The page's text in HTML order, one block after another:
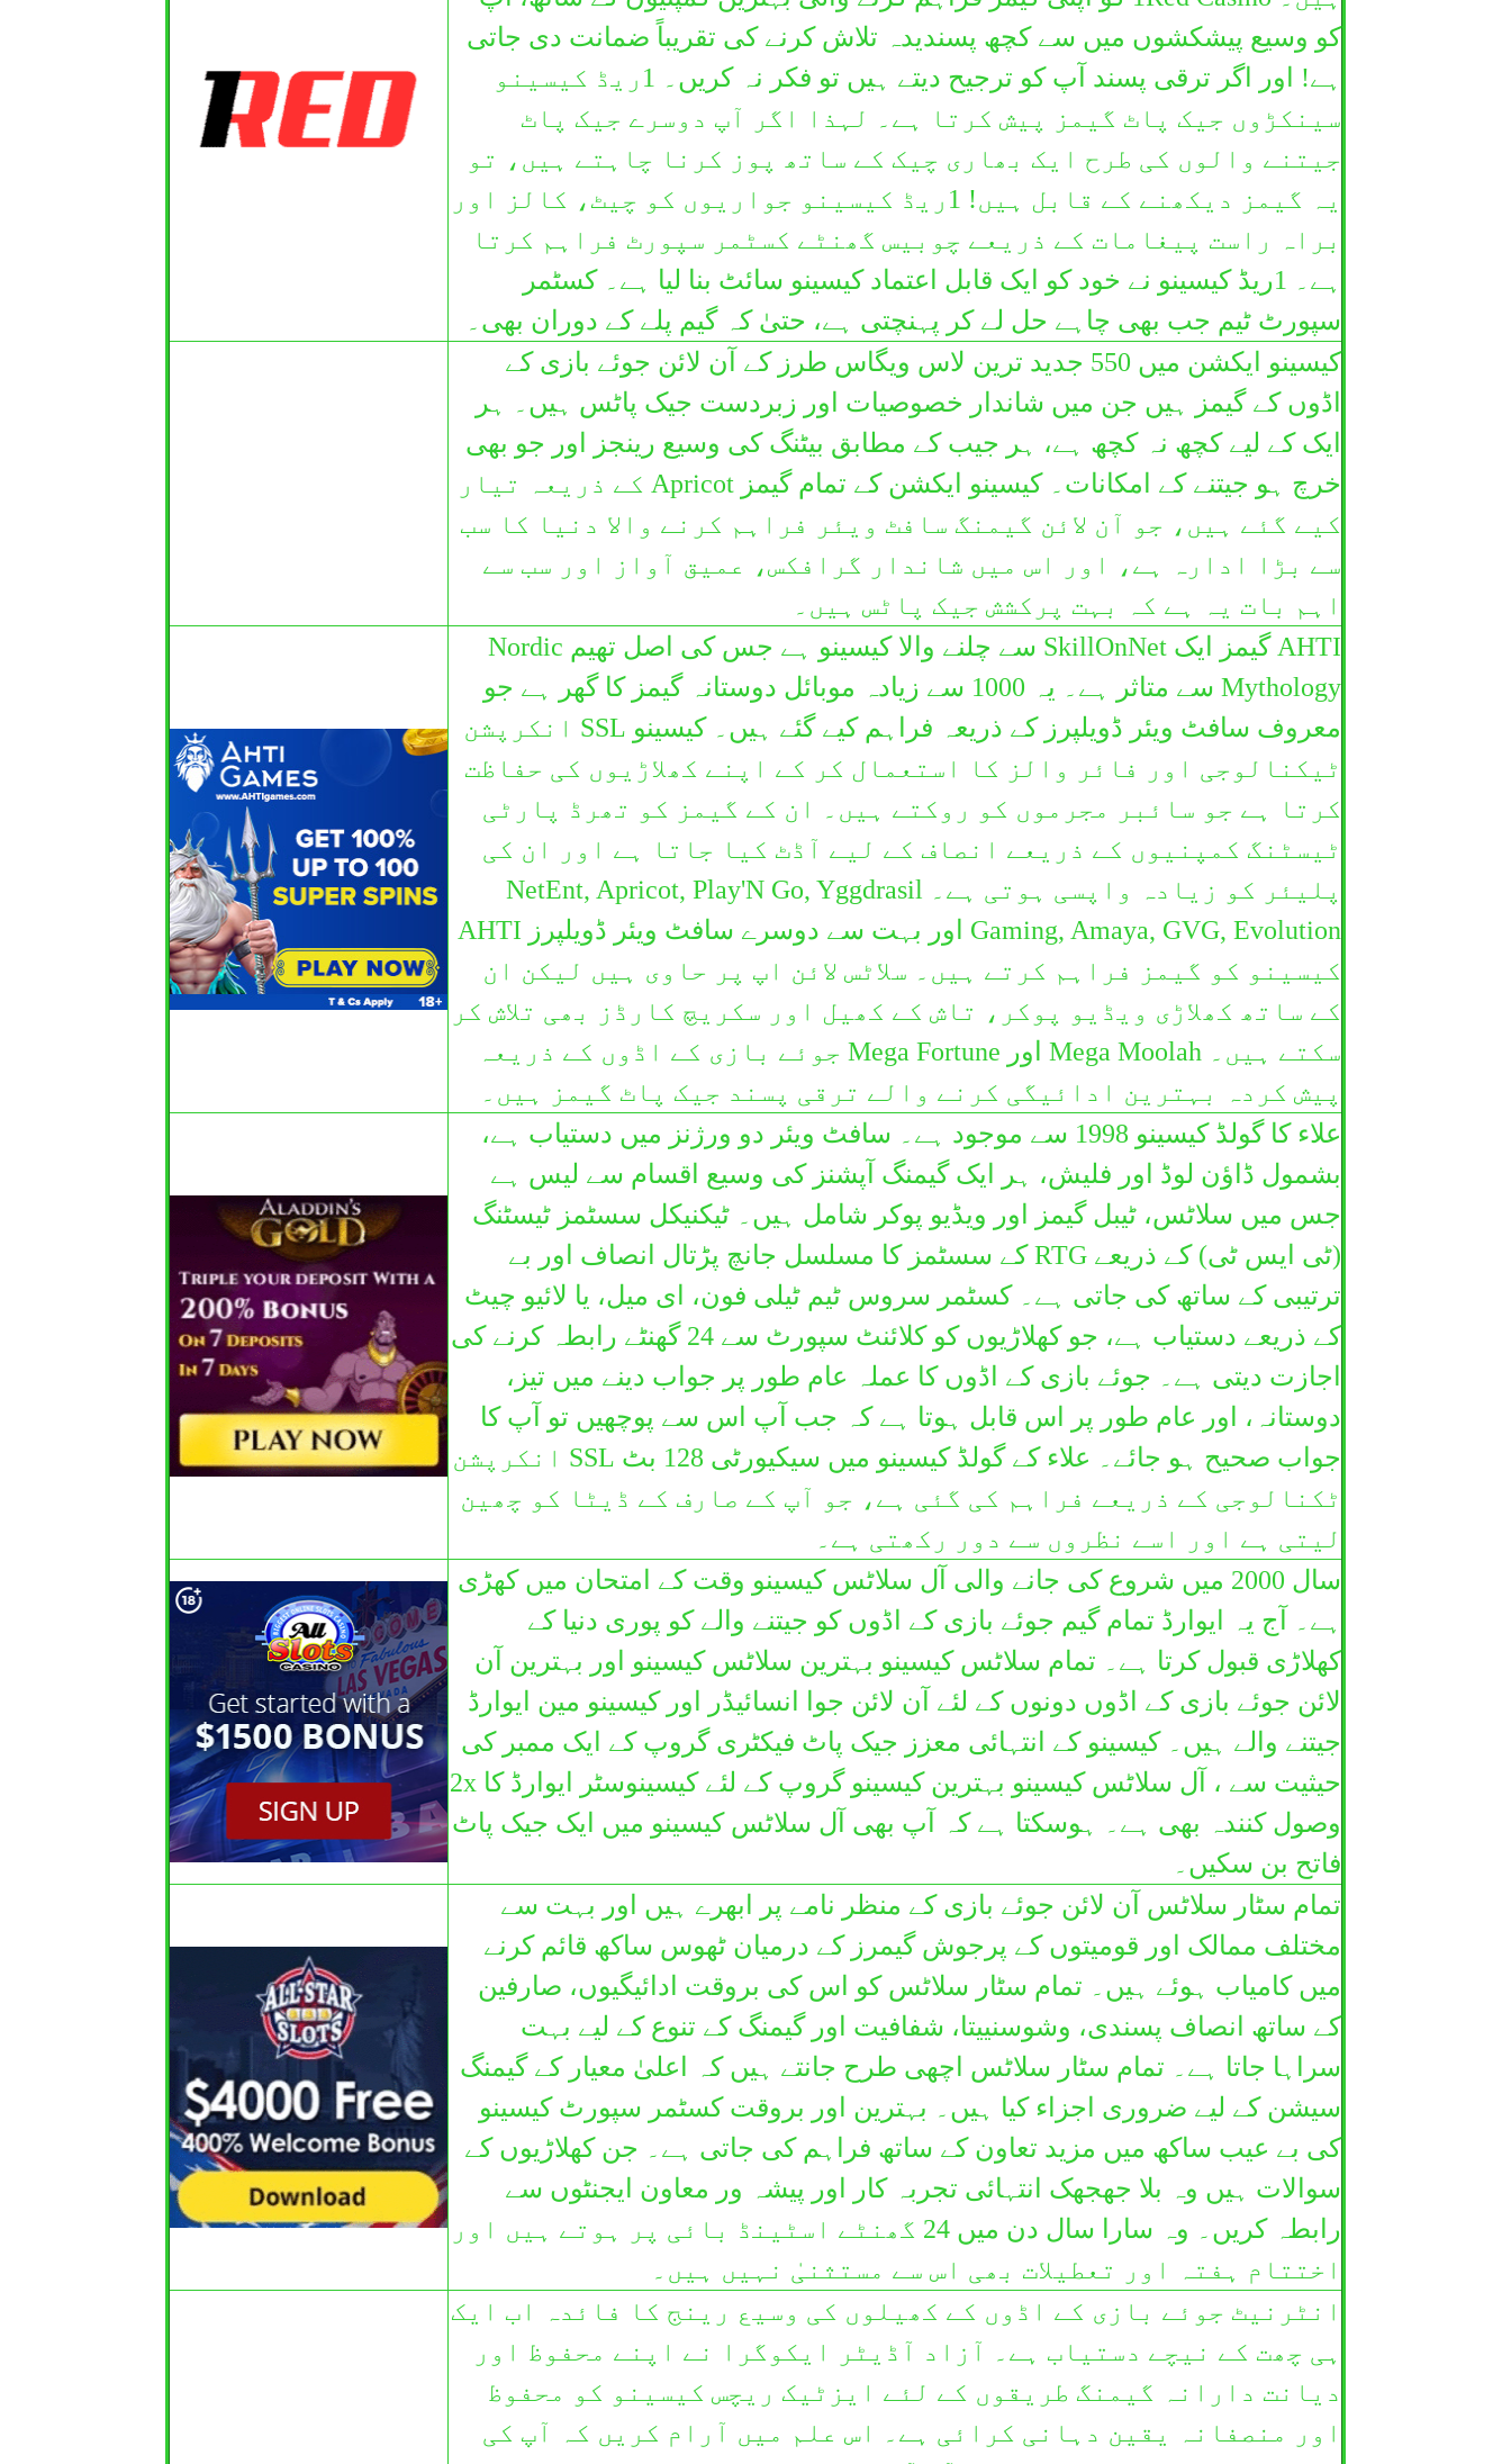
ދިވެހި
Nederlandse
རྫོང་ཁ
English
Pilipino
Suomen
Français
Fulah
ქართული
Deutsche
Ελληνικά
ગુજરાતી
Hausa
हिन्दी
Magyar
Íslenskur
Igbo
Bahasa Indonesia
Gaeilge
Italiano
日本語
Basa jawa
ಕನ್ನಡ
한국어
Kurdî
Lëtzebuergesch
मैथिली
Malagasy
Bahasa Melayu
മലയാളം
Malti
मराठी
Norsk
ଓଡିଆ
Afaan Oromoo
پښتو
فارسی
Polski
Rumuński
Pусский
Српски
سنڌي
Slovenčina
Español
Basa Sunda
Svenska
தமிழ்
తెలుగు
ไทย
བོད་མི
ትግሪኛ
Türk
Український
اردو
O'zbek
Tiếng Việt
יידיש
Yoruba
کو وسیع پیشکشوں میں سے کچھ پسندیدہ تلاش کرنے کی تقریباً ضمانت دی جاتی
ہے! اور اگر ترقی پسند آپ کو ترجیح دیتے ہیں تو فکر نہ کریں۔ 1ریڈ کیسینو
سینکڑوں جیک پاٹ گیمز پیش کرتا ہے۔ لہذا اگر آپ دوسرے جیک پاٹ
جیتنے والوں کی طرح ایک بھاری چیک کے ساتھ پوز کرنا چاہتے ہیں، تو
یہ گیمز دیکھنے کے قابل ہیں! 1ریڈ کیسینو جواریوں کو چیٹ، کالز اور
براہ راست پیغامات کے ذریعے چوبیس گھنٹے کسٹمر سپورٹ فراہم کرتا
ہے۔ 1ریڈ کیسینو نے خود کو ایک قابل اعتماد کیسینو سائٹ بنا لیا ہے۔ کسٹمر
سپورٹ ٹیم جب بھی چاہے حل لے کر پہنچتی ہے، حتیٰ کہ گیم پلے کے دوران بھی۔
کیسینو ایکشن میں 550 جدید ترین لاس ویگاس طرز کے آن لائن جوئے بازی کے
اڈوں کے گیمز ہیں جن میں شاندار خصوصیات اور زبردست جیک پاٹس ہیں۔ ہر
ایک کے لیے کچھ نہ کچھ ہے، ہر جیب کے مطابق بیٹنگ کی وسیع رینجز اور جو بھی
خرچ ہو جیتنے کے امکانات۔ کیسینو ایکشن کے تمام گیمز Apricot کے ذریعہ تیار
کیے گئے ہیں، جو آن لائن گیمنگ سافٹ ویئر فراہم کرنے والا دنیا کا سب
سے بڑا ادارہ ہے، اور اس میں شاندار گرافکس، عمیق آواز اور سب سے
اہم بات یہ ہے کہ بہت پرکشش جیک پاٹس ہیں۔
AHTI گیمز ایک SkillOnNet سے چلنے والا کیسینو ہے جس کی اصل تھیم Nordic
Mythology سے متاثر ہے۔ یہ 1000 سے زیادہ موبائل دوستانہ گیمز کا گھر ہے جو
معروف سافٹ ویئر ڈویلپرز کے ذریعہ فراہم کیے گئے ہیں۔ کیسینو SSL انکرپشن
ٹیکنالوجی اور فائر والز کا استعمال کر کے اپنے کھلاڑیوں کی حفاظت
کرتا ہے جو سائبر مجرموں کو روکتے ہیں۔ ان کے گیمز کو تھرڈ پارٹی
ٹیسٹنگ کمپنیوں کے ذریعے انصاف کے لیے آڈٹ کیا جاتا ہے اور ان کی
پلیئر کو زیادہ واپسی ہوتی ہے۔ NetEnt, Apricot, Play'N Go, Yggdrasil
Gaming, Amaya, GVG, Evolution اور بہت سے دوسرے سافٹ ویئر ڈویلپرز AHTI
کیسینو کو گیمز فراہم کرتے ہیں۔ سلاٹس لائن اپ پر حاوی ہیں لیکن ان
کے ساتھ کھلاڑی ویڈیو پوکر، تاش کے کھیل اور سکریچ کارڈز بھی تلاش کر
سکتے ہیں۔ Mega Moolah اور Mega Fortune جوئے بازی کے اڈوں کے ذریعہ
پیش کردہ بہترین ادائیگی کرنے والے ترقی پسند جیک پاٹ گیمز ہیں۔
علاء کا گولڈ کیسینو 1998 سے موجود ہے۔ سافٹ ویئر دو ورژنز میں دستیاب ہے،
بشمول ڈاؤن لوڈ اور فلیش، ہر ایک گیمنگ آپشنز کی وسیع اقسام سے لیس ہے
جس میں سلاٹس، ٹیبل گیمز اور ویڈیو پوکر شامل ہیں۔ ٹیکنیکل سسٹمز ٹیسٹنگ
(ٹی ایس ٹی) کے ذریعے RTG کے سسٹمز کا مسلسل جانچ پڑتال انصاف اور بے
ترتیبی کے ساتھ کی جاتی ہے۔ کسٹمر سروس ٹیم ٹیلی فون، ای میل، یا لائیو چیٹ
کے ذریعے دستیاب ہے، جو کھلاڑیوں کو کلائنٹ سپورٹ سے 24 گھنٹے رابطہ کرنے کی
اجازت دیتی ہے۔ جوئے بازی کے اڈوں کا عملہ عام طور پر جواب دینے میں تیز،
دوستانہ، اور عام طور پر اس قابل ہوتا ہے کہ جب آپ اس سے پوچھیں تو آپ کا
جواب صحیح ہو جائے۔ علاء کے گولڈ کیسینو میں سیکیورٹی 128 بٹ SSL انکرپشن
ٹکنالوجی کے ذریعے فراہم کی گئی ہے، جو آپ کے صارف کے ڈیٹا کو چھین
لیتی ہے اور اسے نظروں سے دور رکھتی ہے۔
سال 2000 میں شروع کی جانے والی آل سلاٹس کیسینو وقت کے امتحان میں کھڑی
ہے۔ آج یہ ایوارڈ تمام گیم جوئے بازی کے اڈوں کو جیتنے والے کو پوری دنیا کے
کھلاڑی قبول کرتا ہے۔ تمام سلاٹس کیسینو بہترین سلاٹس کیسینو اور بہترین آن
لائن جوئے بازی کے اڈوں دونوں کے لئے آن لائن جوا انسائیڈر اور کیسینو مین ایوارڈ
جیتنے والے ہیں۔ کیسینو کے انتہائی معزز جیک پاٹ فیکٹری گروپ کے ایک ممبر کی
حیثیت سے ، آل سلاٹس کیسینو بہترین کیسینو گروپ کے لئے کیسینوسٹر ایوارڈ کا 2x
وصول کنندہ بھی ہے۔ ہوسکتا ہے کہ آپ بھی آل سلاٹس کیسینو میں ایک جیک پاٹ
فاتح بن سکیں۔
تمام سٹار سلاٹس آن لائن جوئے بازی کے منظر نامے پر ابھرے ہیں اور بہت سے
مختلف ممالک اور قومیتوں کے پرجوش گیمرز کے درمیان ٹھوس ساکھ قائم کرنے
میں کامیاب ہوئے ہیں۔ تمام سٹار سلاٹس کو اس کی بروقت ادائیگیوں، صارفین
کے ساتھ انصاف پسندی، وشوسنییتا، شفافیت اور گیمنگ کے تنوع کے لیے بہت
سراہا جاتا ہے۔ تمام سٹار سلاٹس اچھی طرح جانتے ہیں کہ اعلیٰ معیار کے گیمنگ
سیشن کے لیے ضروری اجزاء کیا ہیں۔ بہترین اور بروقت کسٹمر سپورٹ کیسینو
کی بے عیب ساکھ میں مزید تعاون کے ساتھ فراہم کی جاتی ہے۔ جن کھلاڑیوں کے
سوالات ہیں وہ بلا جھجھک انتہائی تجربہ کار اور پیشہ ور معاون ایجنٹوں سے
رابطہ کریں۔ وہ سارا سال دن میں 24 گھنٹے اسٹینڈ بائی پر ہوتے ہیں اور
اختتام ہفتہ اور تعطیلات بھی اس سے مستثنیٰ نہیں ہیں۔
انٹرنیٹ جوئے بازی کے اڈوں کے کھیلوں کی وسیع رینج کا فائدہ اب ایک
ہی چھت کے نیچے دستیاب ہے۔ آزاد آڈیٹر ایکوگرا نے اپنے محفوظ اور
دیانت دارانہ گیمنگ طریقوں کے لئے ایزٹیک ریچس کیسینو کو محفوظ
اور منصفانہ یقین دہانی کرائی ہے۔ اس علم میں آرام کریں کہ آپ کی